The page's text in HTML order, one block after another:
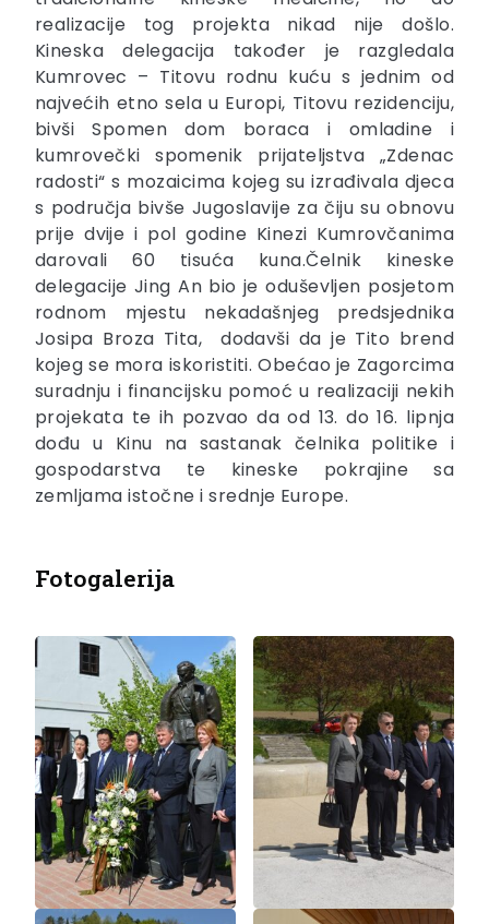
realizacije tog projekta nikad nije došlo.
Kineska delegacija također je razgledala
Kumrovec – Titovu rodnu kuću s jednim od
najvećih etno sela u Europi, Titovu rezidenciju,
bivši Spomen dom boraca i omladine i
kumrovečki spomenik prijateljstva „Zdenac
radosti“ s mozaicima kojeg su izrađivala djeca
s područja bivše Jugoslavije za čiju su obnovu
prije dvije i pol godine Kinezi Kumrovčanima
darovali 60 tisuća kuna.Čelnik kineske
delegacije Jing An bio je oduševljen posjetom
rodnom mjestu nekadašnjeg predsjednika
Josipa Broza Tita, dodavši da je Tito brend
kojeg se mora iskoristiti. Obećao je Zagorcima
suradnju i financijsku pomoć u realizaciji nekih
projekata te ih pozvao da od 13. do 16. lipnja
dođu u Kinu na sastanak čelnika politike i
gospodarstva te kineske pokrajine sa
zemljama istočne i srednje Europe.
Fotogalerija